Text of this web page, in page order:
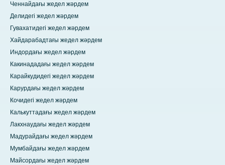
Ченнайдағы жедел жәрдем
Делидегі жедел жәрдем
Гувахатидегі жедел жәрдем
Хайдарабадтағы жедел жәрдем
Индордағы жедел жәрдем
Какинададағы жедел жәрдем
Карайкудидегі жедел жәрдем
Карурдағы жедел жәрдем
Кочидегі жедел жәрдем
Калькуттадағы жедел жәрдем
Лакхнаудағы жедел жәрдем
Мадурайдағы жедел жәрдем
Мумбайдағы жедел жәрдем
Майсордағы жедел жәрдем